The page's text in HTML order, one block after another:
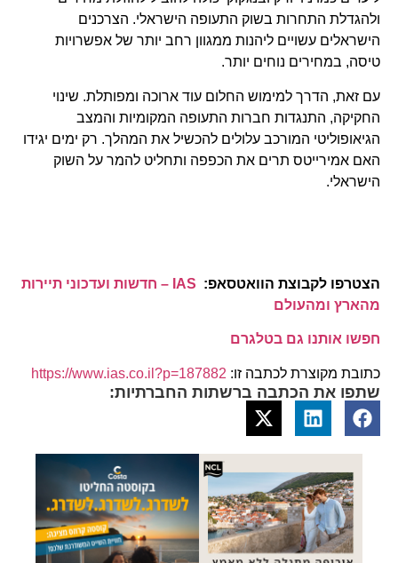
ולהגדלת התחרות בשוק התעופה הישראלי. הצרכנים
הישראלים עשויים ליהנות ממגוון רחב יותר של אפשרויות
טיסה, במחירים נוחים יותר.
עם זאת, הדרך למימוש החלום עוד ארוכה ומפותלת. שינוי
החקיקה, התנגדות חברות התעופה המקומיות והמצב
הגיאופוליטי המורכב עלולים להכשיל את המהלך. רק ימים יגידו
האם אמירייטס תרים את הכפפה ותחליט להמר על השוק
הישראלי.
הצטרפו לקבוצת הוואטסאפ:
IAS – חדשות ועדכוני תיירות
מהארץ ומהעולם
חפשו אותנו גם בטלגרם
כתובת מקוצרת לכתבה זו: https://www.ias.co.il?p=187882
שתפו את הכתבה ברשתות החברתיות: